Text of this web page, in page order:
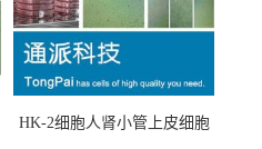
HK-2细胞人肾小管上皮细胞